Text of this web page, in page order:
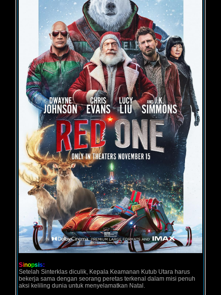
Sinopsis:
Setelah Sinterklas diculik, Kepala Keamanan Kutub Utara harus
bekerja sama dengan seorang peretas terkenal dalam misi penuh
aksi keliling dunia untuk menyelamatkan Natal.